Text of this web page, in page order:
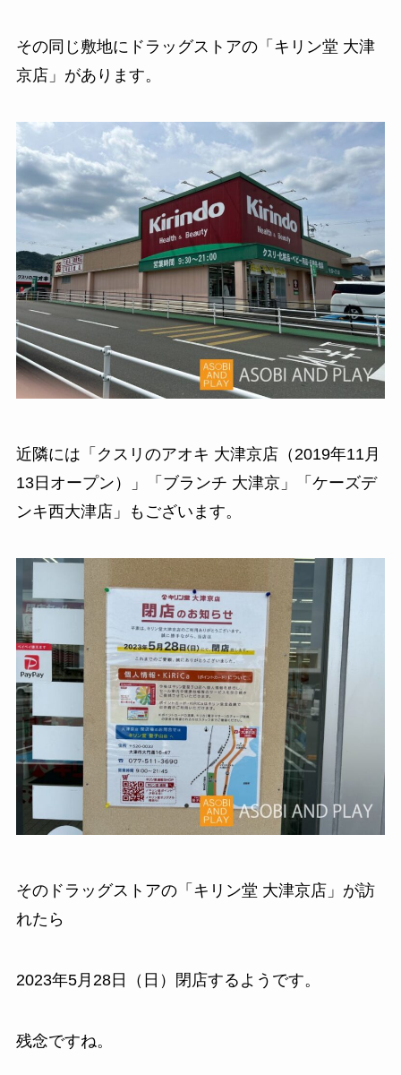
その同じ敷地にドラッグストアの「キリン堂 大津
京店」があります。
近隣には「クスリのアオキ 大津京店（2019年11月
13日オープン）」「ブランチ 大津京」「ケーズデ
ンキ西大津店」もございます。
そのドラッグストアの「キリン堂 大津京店」が訪
れたら
2023年5月28日（日）閉店するようです。
残念ですね。